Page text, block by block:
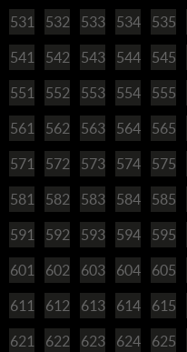
531 532 533 534 535
541 542 543 544 545
551 552 553 554 555
561 562 563 564 565
571 572 573 574 575
581 582 583 584 585
591 592 593 594 595
601 602 603 604 605
611 612 613 614 615
621 622 623 624 625